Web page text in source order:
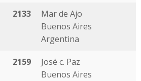
2133
Mar de Ajo
Buenos Aires
Argentina
2159
José c. Paz
Buenos Aires